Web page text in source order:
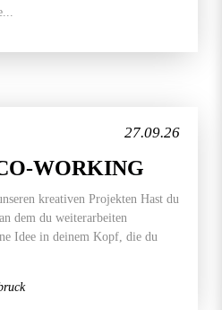
27.09.26
WORKING
kreativen Projekten Hast du
dem du weiterarbeiten
Idee in deinem Kopf, die du